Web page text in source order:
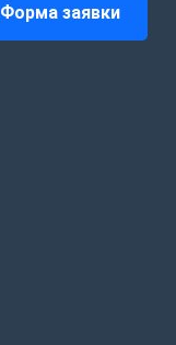
Форма заявки